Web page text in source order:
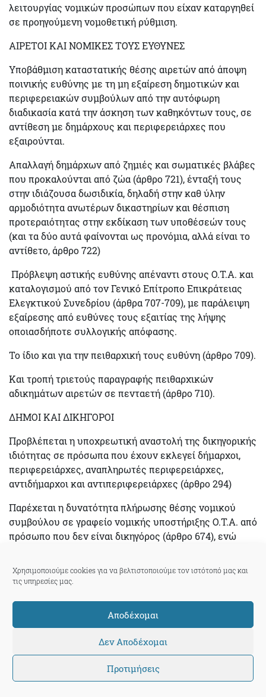
Χρησιμοποιούμε cookies για να βελτιστοποιούμε τον ιστότοπό μας και
τις υπηρεσίες μας.
Αποδέχομαι
Δεν Αποδέχομαι
Προτιμήσεις
λειτουργίας νομικών προσώπων που είχαν καταργηθεί
σε προηγούμενη νομοθετική ρύθμιση.
ΑΙΡΕΤΟΙ ΚΑΙ ΝΟΜΙΚΕΣ ΤΟΥΣ ΕΥΘΥΝΕΣ
Υποβάθμιση καταστατικής θέσης αιρετώναπό άποψη
ποινικής ευθύνης με τημη εξαίρεσηδημοτικών και
περιφερειακών συμβούλων από τηναυτόφωρη
διαδικασίακατά την άσκηση των καθηκόντων τους, σε
αντίθεση με δημάρχους και περιφερειάρχες που
εξαιρούνται.
Απαλλαγή δημάρχων από ζημιές και σωματικές βλάβες
που προκαλούνται από ζώα (άρθρο 721), ένταξή τους
στην ιδιάζουσα δωσιδικία, δηλαδή στην καθ ύλην
αρμοδιότητα ανωτέρων δικαστηρίων και θέσπιση
προτεραιότητας στην εκδίκαση των υποθέσεών τους
(και τα δύο αυτά φαίνονται ως προνόμια, αλλά είναι το
αντίθετο, άρθρο 722)
Πρόβλεψη αστικής ευθύνης απέναντι στους Ο.Τ.Α. και
καταλογισμού από τον Γενικό Επίτροπο Επικράτειας
Ελεγκτικού Συνεδρίου (άρθρα 707-709), με παράλειψη
εξαίρεσης από ευθύνες τους εξαιτίας της λήψης
οποιασδήποτε συλλογικής απόφασης.
Το ίδιο και για την πειθαρχική τους ευθύνη (άρθρο 709).
Και τροπή τριετούς παραγραφής πειθαρχικών
αδικημάτων αιρετώνσε πενταετή (άρθρο 710).
ΔΗΜΟΙ ΚΑΙ ΔΙΚΗΓΟΡΟΙ
Προβλέπεται η υποχρεωτική αναστολή της δικηγορικής
ιδιότητας σε πρόσωπα που έχουν εκλεγεί δήμαρχοι,
περιφερειάρχες, αναπληρωτές περιφερειάρχες,
αντιδήμαρχοι και αντιπεριφερειάρχες (άρθρο 294)
Παρέχεται η δυνατότητα πλήρωσης θέσης νομικού
συμβούλου σε γραφείο νομικής υποστήριξης Ο.Τ.Α. από
πρόσωπο που δεν είναι δικηγόρος (άρθρο 674), ενώ
το πρόσωπο αυτό είναι δικηγόρος.
Υποβάθμιση νομικών υπηρεσιών Δήμων και
Περιφερειών (άρθρο 730) και ροπή προς τις
εξωτερικές αναθέσεις υποθέσεων, κατ ουσίαν χωρίς
όρια.
ΔΗΜΟΙ ΚΑΙ ΟΙΚΟΝΟΜΙΑ
Με τα άρθρα 187 – 189απαγορεύεται η σύσταση νέων